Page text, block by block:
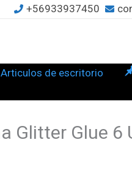
+56933937450
Articulos de escritorio
Glitter Glue 6